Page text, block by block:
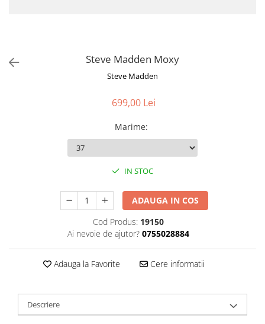
Steve Madden Moxy
Steve Madden
699,00 Lei
Marime:
IN STOC
ADAUGA IN COS
Cod Produs: 19150
Ai nevoie de ajutor? 0755028884
Adauga la Favorite Cere informatii
Descriere